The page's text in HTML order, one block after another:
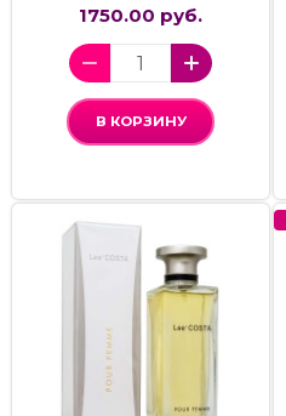
1750.00 руб.
В КОРЗИНУ